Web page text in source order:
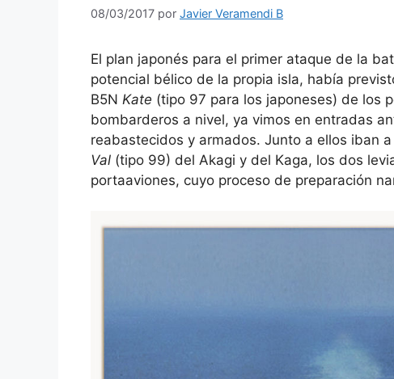
08/03/2017 por Javier Veramendi B
El plan japonés para el primer ataque de la
potencial bélico de la propia isla, había
B5N Kate (tipo 97 para los japoneses) de los
bombarderos a nivel, ya vimos en entradas
reabastecidos y armados. Junto a ellos iban
Val (tipo 99) del Akagi y del Kaga, los dos
portaaviones, cuyo proceso de preparación